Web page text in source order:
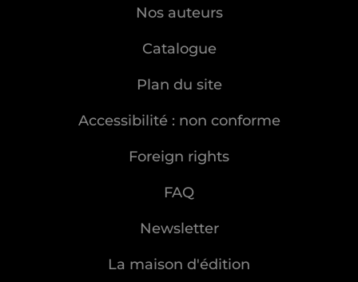
Nos auteurs
Catalogue
Plan du site
Accessibilité : non conforme
Foreign rights
FAQ
Newsletter
La maison d'édition